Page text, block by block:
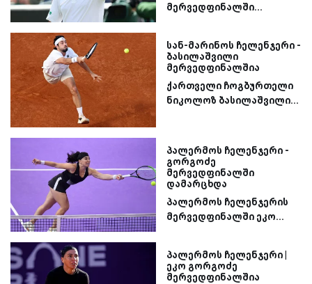
მერვედფინალში...
სან-მარინოს ჩელენჯერი -
ბასილაშვილი
მერვედფინალშია
ქართველი ჩოგბურთელი
ნიკოლოზ ბასილაშვილი...
პალერმოს ჩელენჯერი -
გორგოძე
მერვედფინალში
დამარცხდა
პალერმოს ჩელენჯერის
მერვედფინალში ეკო...
პალერმოს ჩელენჯერი |
ეკო გორგოძე
მერვედფინალშია